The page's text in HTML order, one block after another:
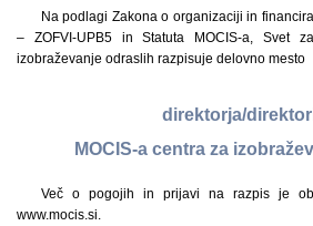
Na podlagi Zakona o organizaciji in
– ZOFVI-UPB5 in Statuta MOCIS-a, Svet
izobraževanje odraslih razpisuje delovno mesto
direktorja/
MOCIS-a centra za
Več o pogojih in prijavi na razpis je
www.mocis.si.